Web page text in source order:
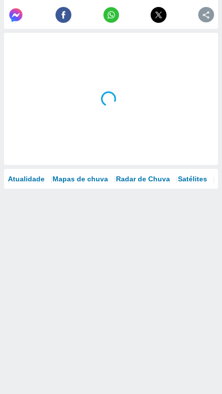
Atualidade Mapas de chuva Radar de Chuva Satélites